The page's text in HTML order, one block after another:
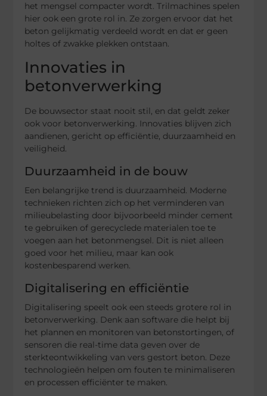
het mengsel compacter wordt. Trilmachines spelen
hier ook een grote rol in. Ze zorgen ervoor dat het
beton gelijkmatig verdeeld wordt en dat er geen
holtes of zwakke plekken ontstaan.
Innovaties in
betonverwerking
De bouwsector staat nooit stil, en dat geldt zeker
ook voor betonverwerking. Innovaties blijven zich
aandienen, gericht op efficiëntie, duurzaamheid en
veiligheid.
Duurzaamheid in de bouw
Een belangrijke trend is duurzaamheid. Moderne
technieken richten zich op het verminderen van
milieubelasting door bijvoorbeeld minder cement
te gebruiken of gerecyclede materialen toe te
voegen aan het betonmengsel. Dit is niet alleen
goed voor het milieu, maar kan ook
kostenbesparend werken.
Digitalisering en efficiëntie
Digitalisering speelt ook een steeds grotere rol in
betonverwerking. Denk aan software die helpt bij
het plannen en monitoren van betonstortingen, of
sensoren die real-time data geven over de
sterkteontwikkeling van vers gestort beton. Deze
technologieën helpen om fouten te minimaliseren
en processen efficiënter te maken.